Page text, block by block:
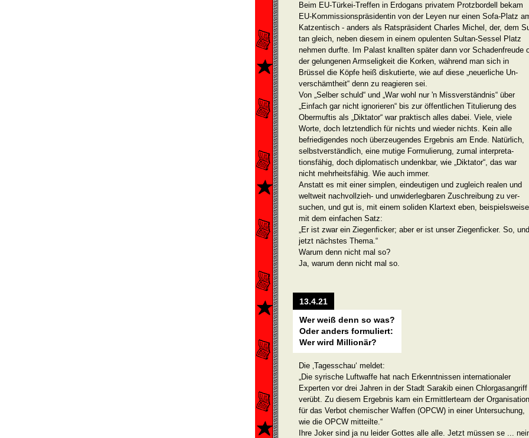
Beim EU-Türkei-Treffen in Erdogans privatem Protzbordell bekam
EU-Kommissionspräsidentin von der Leyen nur einen Sofa-Platz
Katzentisch - anders als Ratspräsident Charles Michel, der, dem
tan gleich, neben diesem in einem opulenten Sultan-Sessel Platz
nehmen durfte. Im Palast knallten später dann vor Schadenfreude
der gelungenen Armseligkeit die Kor­ken, während man sich in
Brüssel die Köpfe heiß diskutierte, wie auf diese „neuerliche Un­
verschämtheit“ denn zu re­agieren sei.
Von „Selber schuld“ und „War wohl nur 'n Missverständnis“ über
„Einfach gar nicht igno­rieren“ bis zur öffentlichen Titulierung des
Obermuftis als „Dikta­tor“ war praktisch alles dabei. Viele, viele
Worte, doch letztend­lich für nichts und wieder nichts. Kein alle
befriedigendes noch überzeugen­des Ergebnis am Ende. Natürlich,
selbstverständ­lich, eine mutige Formulierung, zumal interpreta­
tionsfähig, doch diplomatisch undenkbar, wie „Diktator“, das war
nicht mehrheitsfähig. Wie auch immer.
Anstatt es mit einer simplen, eindeutigen und zugleich realen und
weltweit nachvollzieh- und unwiderlegbaren Zuschreibung zu ver­
suchen, und gut is, mit einem soliden Klartext eben, beispielsweise
mit dem einfachen Satz:
„Er ist zwar ein Ziegenficker; aber er ist unser Ziegenficker. So, und
jetzt nächstes Thema.“
Warum denn nicht mal so?
Ja, warum denn nicht mal so.
13.4.21
Wer weiß denn so was?
Oder anders formuliert:
Wer wird Millionär?
Die ‚Tagesschau‘ meldet:
„Die syrische Luftwaffe hat nach Erkenntnissen internationaler
Experten vor drei Jahren in der Stadt Sarakib einen Chlorgasangriff
verübt. Zu diesem Ergebnis kam ein Ermittlerteam der Organisation
für das Verbot chemischer Waffen (OPCW) in einer Untersuchung,
wie die OPCW mitteilte.“
Ihre Joker sind ja nu leider Gottes alle alle. Jetzt müssen se ...